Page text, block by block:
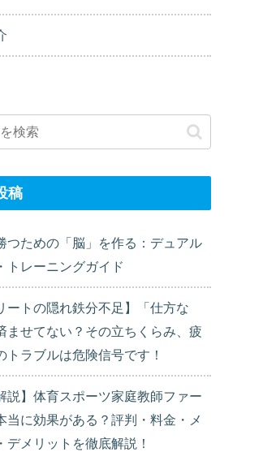
稿
つための「脳」を作る：デュアル
トレーニングガイド
ートの隠れ鉄分不足】「仕方な
ませてない？その立ちくらみ、疲
トラブルは危険信号です！
説】体育スポーツ家庭教師ファー
当に効果がある？評判・料金・メ
デメリットを徹底解説！